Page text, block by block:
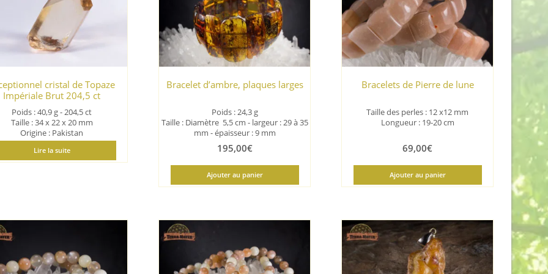
ancien
cristal de Topaze
Impériale Brut 204,5 ct
Poids : 40,9 g - 204,5 ct
Taille : 34 x 22 x 20 mm
Origine : Pakistan
Lire la suite
Bracelet d’ambre, plaques larges
Poids : 24,3 g
Taille : Diamètre 5,5 cm - largeur : 29 à 35
mm - épaisseur : 9 mm
195,00€
Ajouter au panier
Bracelets de Pierre de lune
Taille des perles : 12 x12 mm
Longueur : 19-20 cm
69,00€
Ajouter au panier